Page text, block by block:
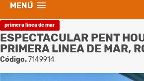
MENÚ
primera linea de mar
ESPECTACULAR PENT
PRIMERA LINEA DE MAR,
Código.7149914